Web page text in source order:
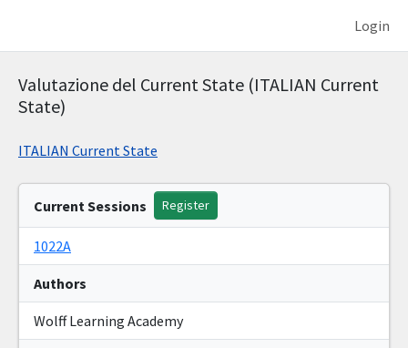
Login
Valutazione del Current State (ITALIAN Current
State)
ITALIAN Current State
Current Sessions Register
1022A
Authors
Wolff Learning Academy